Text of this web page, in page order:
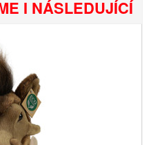
I NÁSLEDUJÍCÍ